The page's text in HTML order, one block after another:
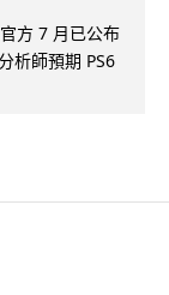
方 7 月已公布
析師預期 PS6